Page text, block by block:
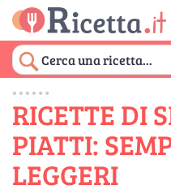
RICETTE DI
PIATTI:
LEGGERI